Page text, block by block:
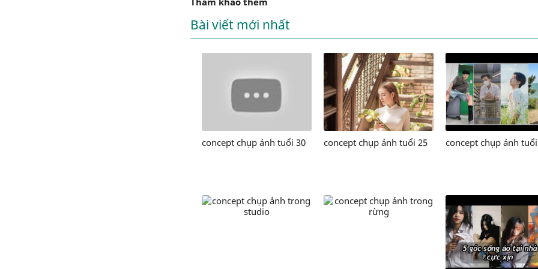
Bài viết mới nhất
concept chụp ảnh tuổi 30 concept chụp ảnh tuổi 25 concept chụp ảnh